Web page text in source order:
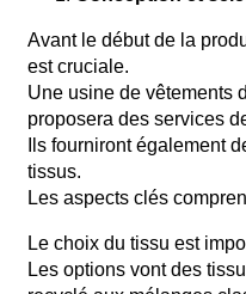
Avant le début de la
est cruciale.
Une usine de vêtements
proposera des services
Ils fourniront également
tissus.
Les aspects clés
Le choix du tissu est
Les options vont des